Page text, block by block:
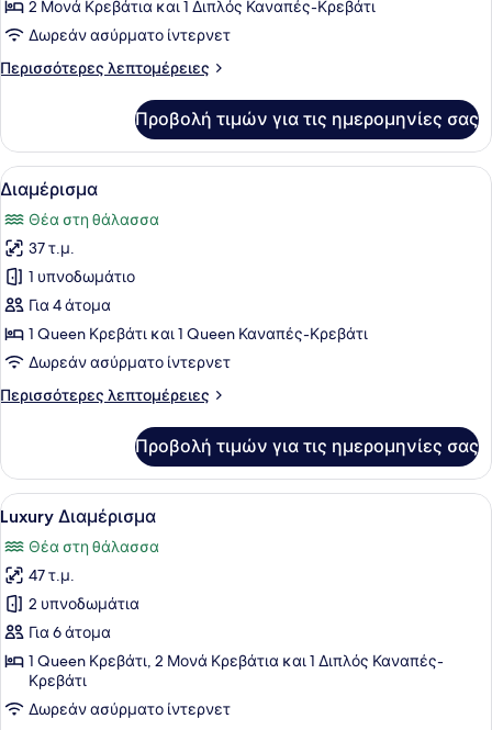
2 Μονά Κρεβάτια και 1 Διπλός Καναπές-Κρεβάτι
Δωρεάν ασύρματο ίντερνετ
Περισσότερες λεπτομέρειες
Περισσότερες
Διαμέρισμα
Προβολή τιμών για τις ημερομηνίες σας
Προβολή
όλων
των
φωτογραφιών
για
Διαμέρισμα
Διαμέρισμα | Κλινοσκεπάσματα
6
Διαμέρισμα
Θέα στη θάλασσα
37 τ.μ.
1 υπνοδωμάτιο
Για 4 άτομα
1 Queen Κρεβάτι και 1 Queen Καναπές-Κρεβάτι
Δωρεάν ασύρματο ίντερνετ
Περισσότερες λεπτομέρειες
Περισσότερες
Προβολή τιμών για τις ημερομηνίες σας
Προβολή
όλων
των
φωτογραφιών
για
Luxury
Διαμέρισμα
Luxury Διαμέρισμα |
7
Luxury Διαμέρισμα
Θέα στη θάλασσα
47 τ.μ.
2 υπνοδωμάτια
Για 6 άτομα
1 Queen Κρεβάτι, 2 Μονά Κρεβάτια και 1 Διπλός Καναπές-
Κρεβάτι
Δωρεάν ασύρματο ίντερνετ